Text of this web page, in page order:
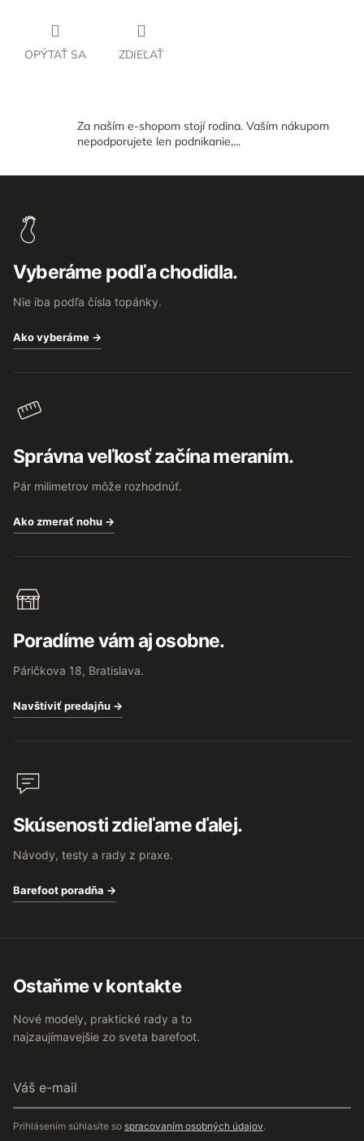
OPÝTAŤ SA ZDIEĽAŤ
Za naším e-shopom stojí rodina. Vaším nákupom
nepodporujete len podnikanie,...
Vyberáme podľa chodidla.
Nie iba podľa čísla topánky.
Ako vyberáme →
Správna veľkosť začína meraním.
Pár milimetrov môže rozhodnúť.
Ako zmerať nohu →
Poradíme vám aj osobne.
Páričkova 18, Bratislava.
Navštíviť predajňu →
Skúsenosti zdieľame ďalej.
Návody, testy a rady z praxe.
Barefoot poradňa →
Ostaňme v kontakte
Nové modely, praktické rady a to
najzaujímavejšie zo sveta barefoot.
e-
mail
Prihlásením súhlasíte so spracovaním osobných údajov.